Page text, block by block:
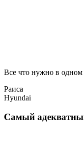
Все что нужно в
Раиса
Hyundai
Самый